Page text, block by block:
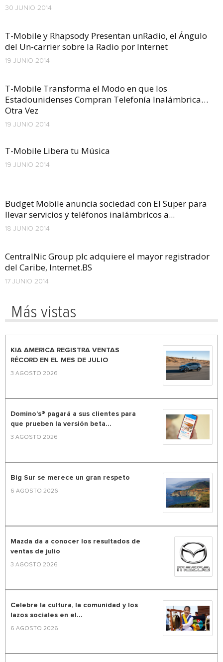
30 JUNIO 2014
T-Mobile y Rhapsody Presentan unRadio, el Ángulo
del Un-carrier sobre la Radio por Internet
19 JUNIO 2014
T-Mobile Transforma el Modo en que los
Estadounidenses Compran Telefonía Inalámbrica…
Otra Vez
19 JUNIO 2014
T-Mobile Libera tu Música
19 JUNIO 2014
Budget Mobile anuncia sociedad con El Super para
llevar servicios y teléfonos inalámbricos a...
18 JUNIO 2014
CentralNic Group plc adquiere el mayor registrador
del Caribe, Internet.BS
17 JUNIO 2014
Más vistas
KIA AMERICA REGISTRA VENTAS
RÉCORD EN EL MES DE JULIO
3 AGOSTO 2026
Domino’s® pagará a sus clientes para
que prueben la versión beta...
3 AGOSTO 2026
Big Sur se merece un gran respeto
6 AGOSTO 2026
Mazda da a conocer los resultados de
ventas de julio
3 AGOSTO 2026
Celebre la cultura, la comunidad y los
lazos sociales en el...
6 AGOSTO 2026